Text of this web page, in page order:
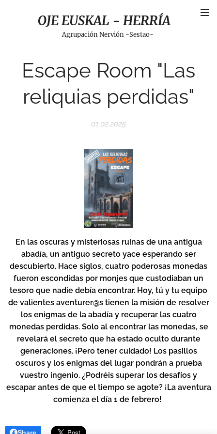
OJE EUSKAL - HERRÍA
Agrupación Nervión -Sestao-
Escape Room "Las
reliquias perdidas"
01.02.2025
En las oscuras y misteriosas ruinas de una antigua
abadía, un antiguo secreto yace esperando ser
descubierto. Hace siglos, cuatro poderosas monedas
fueron escondidas por monjes que custodiaban un
tesoro que nadie debía encontrar. Hoy, tú y tu equipo
de valientes aventurer@s tienen la misión de resolver
los enigmas de la abadía y recuperar las cuatro
monedas perdidas. Solo al encontrar las monedas, se
revelará el secreto que ha estado oculto durante
generaciones. ¡Pero tener cuidado! Los pasillos
oscuros y los enigmas del lugar pondrán a prueba
vuestro ingenio. ¿Podréis superar los desafíos y
escapar antes de que el tiempo se agote? ¡La aventura
comienza el día 1 de febrero!